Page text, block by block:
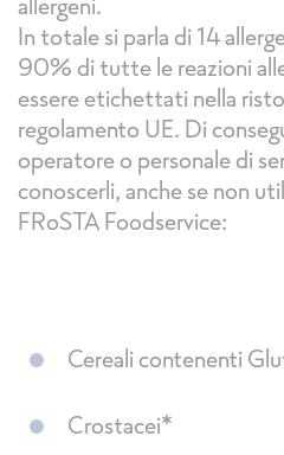
In totale si parla di 14
90% di tutte le reazioni
essere etichettati nella
regolamento UE. Di
operatore o personale di
conoscerli, anche se non
FRoSTA Foodservice:
Cereali contenenti
Crostacei*